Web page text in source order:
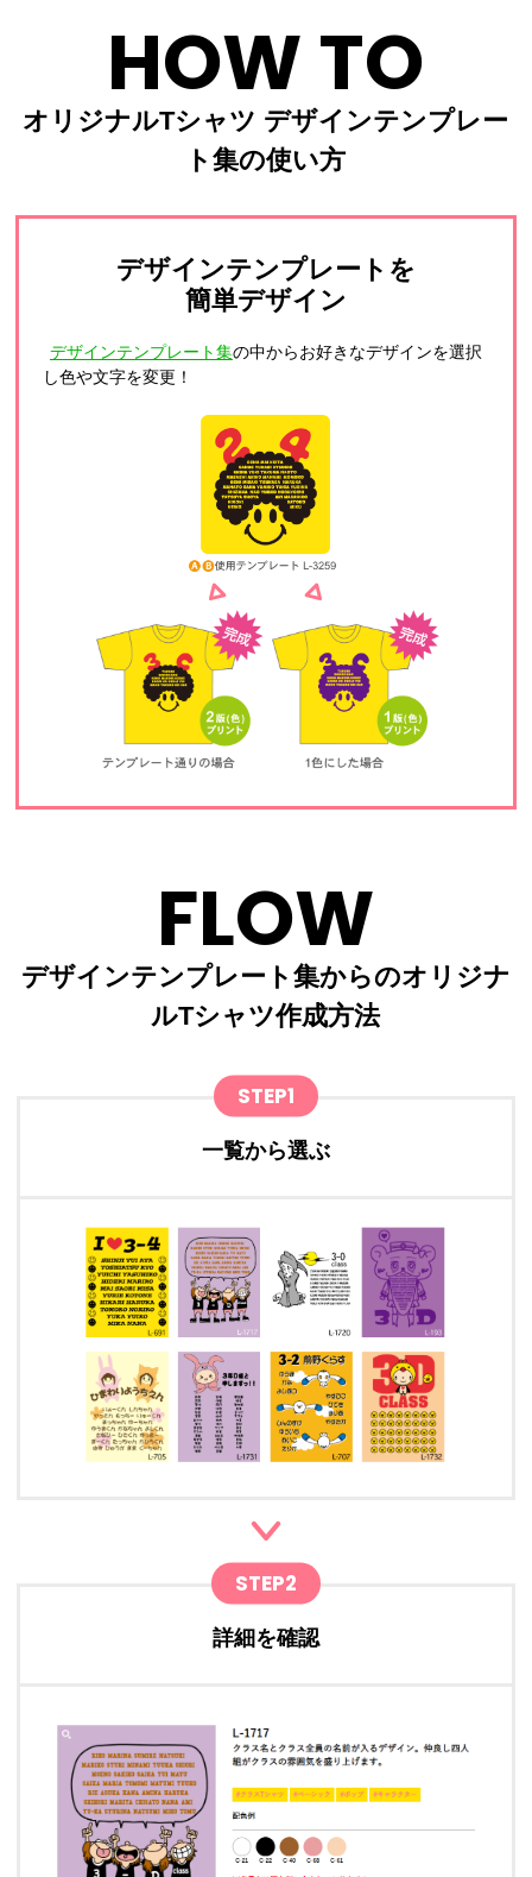
HOW TO
オリジナルTシャツ デザインテンプレー
ト集の使い方
デザインテンプレートを
簡単デザイン
デザインテンプレート集の中からお好きなデザインを選択
し色や文字を変更！
FLOW
デザインテンプレート集からのオリジナ
ルTシャツ作成方法
STEP1
一覧から選ぶ
STEP2
詳細を確認